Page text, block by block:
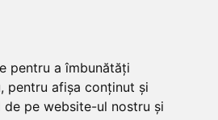
pentru a îmbunătăți
pentru afișa conținut și
pe website-ul nostru și